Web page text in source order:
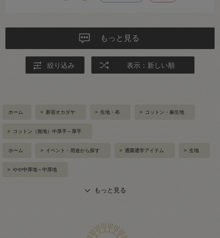
もっと見る
絞り込み 表示：新しい順
ホーム > 新宿オカダヤ > 生地・布 > コットン・麻生地
> コットン（無地）中厚手～厚手
ホーム > イベント・用途から探す > 通園通学アイテム > 生地
> やや中厚地～中厚地
もっと見る